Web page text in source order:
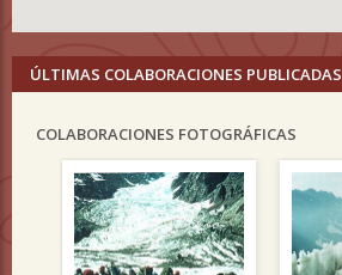
ÚLTIMAS COLABORACIONES PUBLICADAS
COLABORACIONES FOTOGRÁFICAS
Previous